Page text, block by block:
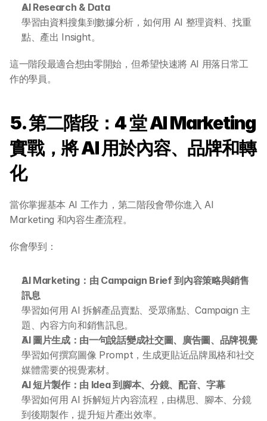
AI Research & Data
學習由資料搜集到數據分析，如何用 AI 整理資料、找重
點、產出 Insight。
這一階段最適合想由零開始，但希望快速將 AI 用落日常工
作的學員。
5. 第二階段：4 堂 AI Marketing
實戰，將 AI 用於內容、品牌和轉
化
當你掌握基本 AI 工作力，第二階段會帶你進入 AI
Marketing 和內容生產流程。
你會學到：
AI Marketing：由 Campaign Brief 到內容策略與銷售
訊息
學習如何用 AI 拆解產品賣點、受眾痛點、Campaign 主
題、內容方向和銷售訊息。
AI 圖片生成：由一句說話變成社交圖、廣告圖、品牌視覺
學習如何撰寫圖像 Prompt，生成更貼近品牌風格和社交
媒體需要的視覺素材。
AI 短片製作：由 Idea 到腳本、分鏡、配音、字幕
學習如何用 AI 拆解短片內容流程，由構思、腳本、分鏡
到後期製作，提升短片產出效率。